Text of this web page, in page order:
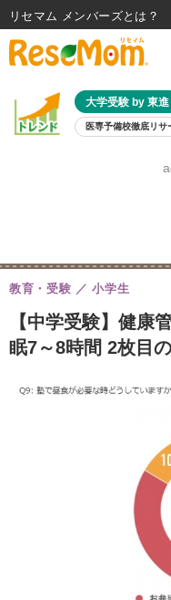
大学受験 by 東進
医専予備校徹底リサ
8月
【中学受験】健康
眠7～8時間 2枚目
教育・受験 小学生
リセマム メンバーズ